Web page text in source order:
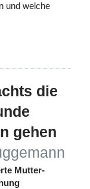
und welche
die
gehen
Mutter-